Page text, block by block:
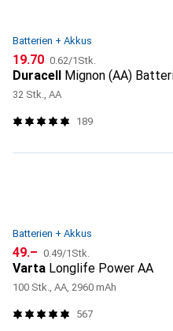
Batterien + Akkus
CHF
19.70 CHF
0.62/1Stk.
Duracell Mignon (AA)
32 Stk., AA
189
Batterien + Akkus
CHF
49.– CHF
0.49/1Stk.
Varta Longlife Power AA
100 Stk., AA, 2960 mAh
567